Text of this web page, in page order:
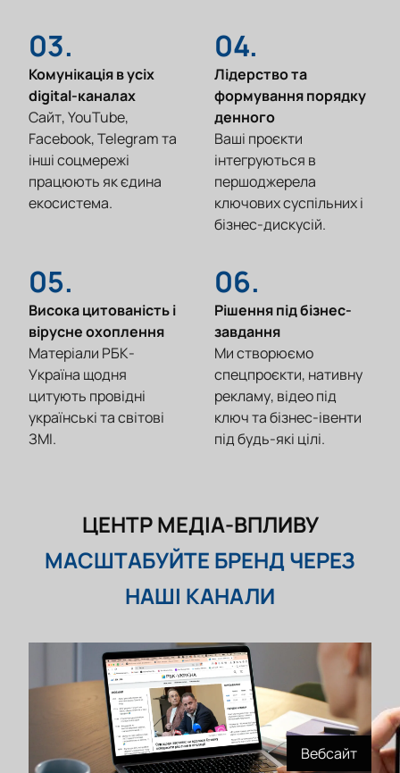
03.
Комунікація в усіх
digital-каналах
Сайт, YouTube,
Facebook, Telegram та
інші соцмережі
працюють як єдина
екосистема.
04.
Лідерство та
формування порядку
денного
Ваші проєкти
інтегруються в
першоджерела
ключових суспільних і
бізнес-дискусій.
05.
Висока цитованість і
вірусне охоплення
Матеріали РБК-
Україна щодня
цитують провідні
українські та світові
ЗМІ.
06.
Рішення під бізнес-
завдання
Ми створюємо
спецпроєкти, нативну
рекламу, відео під
ключ та бізнес-івенти
під будь-які цілі.
ЦЕНТР МЕДІА-ВПЛИВУ
МАСШТАБУЙТЕ БРЕНД ЧЕРЕЗ
НАШІ КАНАЛИ
Вебсайт